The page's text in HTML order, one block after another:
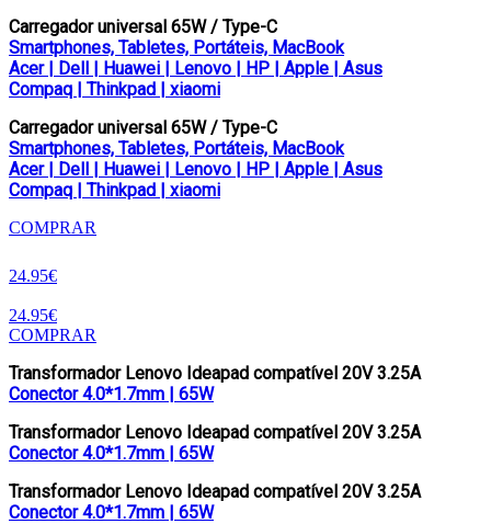
Carregador universal 65W / Type-C
Smartphones, Tabletes, Portáteis, MacBook
Acer | Dell | Huawei | Lenovo | HP | Apple | Asus
Compaq | Thinkpad | xiaomi
Carregador universal 65W / Type-C
Smartphones, Tabletes, Portáteis, MacBook
Acer | Dell | Huawei | Lenovo | HP | Apple | Asus
Compaq | Thinkpad | xiaomi
COMPRAR
24.95€
24.95€
COMPRAR
Transformador Lenovo Ideapad compatível 20V 3.25A
Conector 4.0*1.7mm | 65W
Transformador Lenovo Ideapad compatível 20V 3.25A
Conector 4.0*1.7mm | 65W
Transformador Lenovo Ideapad compatível 20V 3.25A
Conector 4.0*1.7mm | 65W